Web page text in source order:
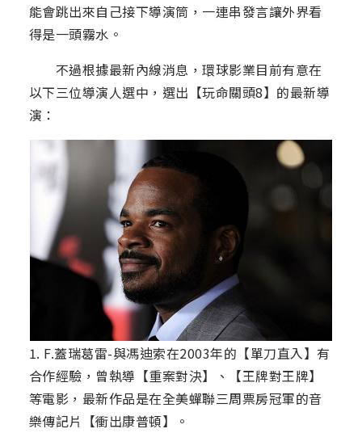
能會跳出來自己接下導演筒，一連串發言讓外界看
得是一頭霧水。
不過根據最新內線消息，環球影業目前有意在
以下三位導演人選中，選出【玩命關頭8】的最新導
演：
1. F.蓋瑞葛雷-與馮迪索在2003年的【單刀直入】有
合作經驗，曾執導【重案對決】、【王牌對王牌】
等電影，最新作品是在全美蟬聯三周票房冠軍的音
樂傳記片【衝出康普頓】。